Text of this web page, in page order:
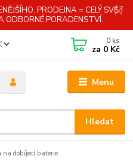
PRODEJNA = CELÝ SVĚT
ODBORNÉ PORADENSTVÍ.
Menu
Hledat
0 ks
za 0 Kč
na dobíjecí baterie